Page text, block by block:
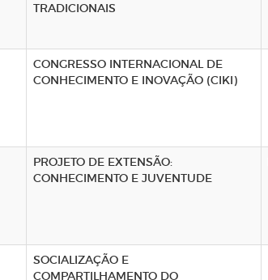
TRADICIONAIS
CONGRESSO INTERNACIONAL DE
CONHECIMENTO E INOVAÇÃO (CIKI)
PROJETO DE EXTENSÃO:
CONHECIMENTO E JUVENTUDE
SOCIALIZAÇÃO E
COMPARTILHAMENTO DO